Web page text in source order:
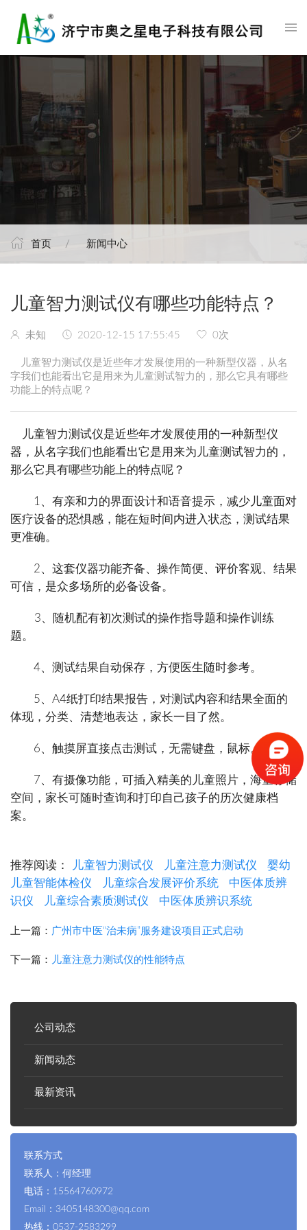
首页 新闻中心
公司动态
新闻动态
最新资讯
联系方式
联系人：何经理
电话：15564760972
Email：3405148300@qq.com
热线：0537-2583299
儿童智力测试仪有哪些功能特点？
未知 2020-12-15 17:55:45 0次
儿童智力测试仪是近些年才发展使用的一种新型仪器，从名
字我们也能看出它是用来为儿童测试智力的，那么它具有哪些
功能上的特点呢？
儿童智力测试仪是近些年才发展使用的一种新型仪
器，从名字我们也能看出它是用来为儿童测试智力的，
那么它具有哪些功能上的特点呢？
1、有亲和力的界面设计和语音提示，减少儿童面对
医疗设备的恐惧感，能在短时间内进入状态，测试结果
更准确。
2、这套仪器功能齐备、操作简便、评价客观、结果
可信，是众多场所的必备设备。
3、随机配有初次测试的操作指导题和操作训练
题。
4、测试结果自动保存，方便医生随时参考。
5、A4纸打印结果报告，对测试内容和结果全面的
体现，分类、清楚地表达，家长一目了然。
6、触摸屏直接点击测试，无需键盘，鼠标。
7、有摄像功能，可插入精美的儿童照片，海量存储
空间，家长可随时查询和打印自己孩子的历次健康档
案。
推荐阅读： 儿童智力测试仪 儿童注意力测试仪
婴幼
儿童智能体检仪
儿童综合发展评价系统
中医体质辨
识仪
儿童综合素质测试仪 中医体质辨识系统
上一篇： 广州市中医“治未病”服务建设项目正式启动
下一篇： 儿童注意力测试仪的性能特点